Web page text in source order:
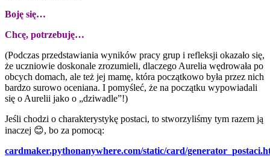
Boję się…
Chcę, potrzebuję…
(Podczas przedstawiania wyników pracy grup i refleksji okazało się,
że uczniowie doskonale zrozumieli, dlaczego Aurelia wędrowała po
obcych domach, ale też jej mamę, która początkowo była przez nich
bardzo surowo oceniana. I pomyśleć, że na początku wypowiadali
się o Aurelii jako o „dziwadle”!)
Jeśli chodzi o charakterystykę postaci, to stworzyliśmy tym razem ją
inaczej 😊, bo za pomocą:
cardmaker.pythonanywhere.com/static/card/